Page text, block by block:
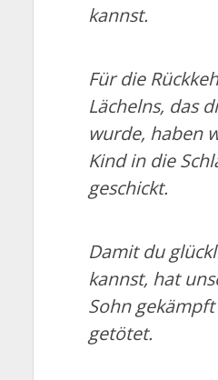
kannst.
Für die
Lächelns, das
wurde, haben
Kind in die
geschickt.
Damit du
kannst, hat
Sohn
getötet.